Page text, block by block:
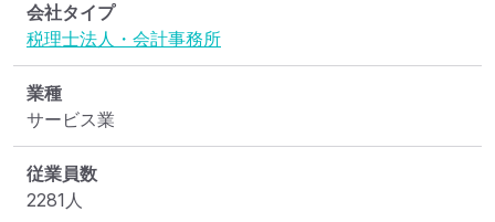
会社タイプ
税理士法人・会計事務所
業種
サービス業
従業員数
2281人